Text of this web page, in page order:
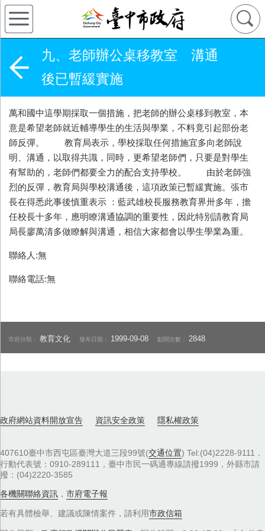
九、老師辦公桌移教室 溝通
後已暫緩實施
萬和國中這學期採取一個措施，把老師的辦公桌移到教室，本
意是希望老師就近輔導學生的生活與學業，不料竟引起部份老
師反彈。 教育局表示，學校採取任何措施宜多向老師說
明、溝通，以取得共識，同時，更希望老師們，只要是對學生
有幫助的，老師們都要全力的配合支持學校。 由於老師強
烈的反彈，教育局與學校溝通後，這項政策已暫緩實施。張市
長在得悉此事後慎重表示 ：藍武雄校長服務教育界卅多年，擔
任校長十多年，應明瞭溝通協調的重要性，因此特別請教育局
局長廖萬清多做瞭解與溝通，相信大家都會以學生學業為重。
聯絡人:無
聯絡電話:無
市府分類：教育文化 發布日期： 1999-09-08 點閱次數： 2848
政府網站資料開放宣告 資訊安全政策 隱私權政策
407610臺中市西屯區臺灣大道三段99號(交通位置) Tel:(04)2228-9111．
行動代表號：0910-289111，臺中市民一碼通專線請撥1999，外縣市請
撥：(04)2220-3585
各機關聯絡資訊 ， 市府電子報
若有具體檢舉、建議或陳情案件，請利用市政信箱